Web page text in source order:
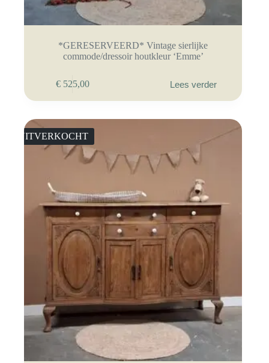
*GERESERVEERD* Vintage sierlijke
commode/dressoir houtkleur ‘Emme’
€525,00 Lees verder
UITVERKOCHT